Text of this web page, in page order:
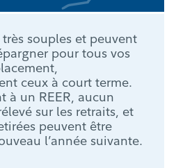
très souples et peuvent
pour tous vos
ceux à court terme.
à un REER, aucun
sur les retraits, et
peuvent être
l’année suivante.